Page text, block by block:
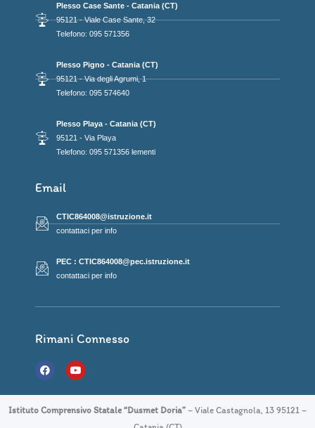
Plesso Case Sante - Catania (CT)
95121 - Viale Case Sante, 32
Telefono: 095 571356
Plesso Pigno - Catania (CT)
95121 - Via degli Agrumi, 1
Telefono: 095 574640
Plesso Playa - Catania (CT)
95121 - Via Playa
Telefono: 095 571356 lementi
Email
CTIC864008@istruzione.it
contattaci per info
PEC : CTIC864008@pec.istruzione.it
contattaci per info
Rimani Connesso
F
a
e
b
o
Y
o
t
b
Istituto Comprensivo Statale “Dusmet Doria” – Viale Castagnola, 13 95121 –